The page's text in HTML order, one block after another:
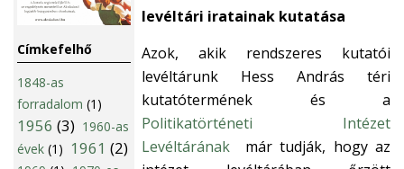
Címkefelhő
1848-as
forradalom (1)
1956 (3) 1960-as
évek (1) 1961 (2)
levéltári iratainak kutatása
Azok, akik rendszeres kutatói
levéltárunk Hess András téri
kutatótermének és a
Politikatörténeti Intézet
Levéltárának
már tudják, hogy az